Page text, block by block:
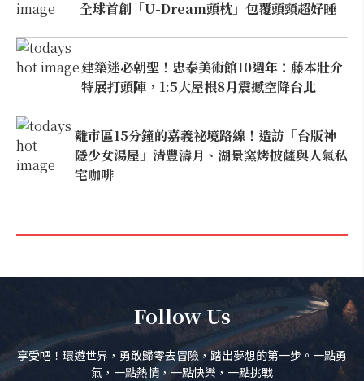
全球首創「U-Dream頭枕」包覆頭頸超好睡
建築迷必朝聖！忠泰美術館10週年：藤本壯介
特展打頭陣，1:5大屋根8月震撼空降台北
離市區15分鐘的嘉義祕境路線！造訪「台版神
隱少女湯屋」清豐濤月、湖景窯烤披薩與人氣私
宅咖啡
Follow Us
享受吧！環遊世界，勇敢歸零去冒險，踏出夢想的第一步。一點勇
氣，一點熱情，一點快樂，一點挑戰